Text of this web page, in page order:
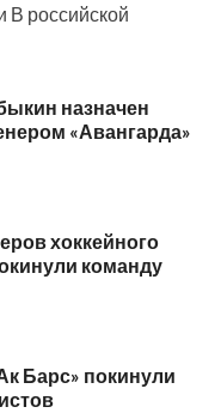
российской
назначен
«Авангарда»
хоккейного
команду
Барс» покинули